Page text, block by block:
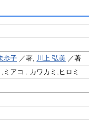
歩子 ／著, 川上 弘美 ／著
アコ , カワカミ,ヒロミ